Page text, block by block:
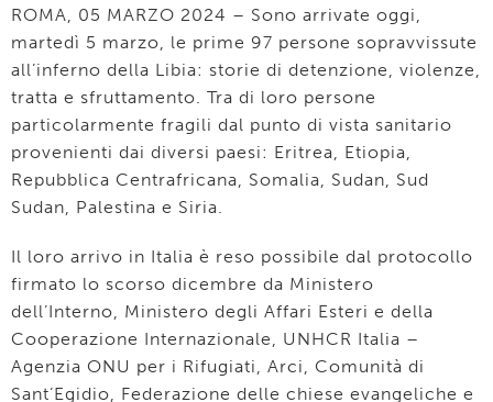
ROMA, 05 MARZO 2024 – Sono arrivate oggi,
martedì 5 marzo, le prime 97 persone sopravvissute
all’inferno della Libia: storie di detenzione, violenze,
tratta e sfruttamento. Tra di loro persone
particolarmente fragili dal punto di vista sanitario
provenienti dai diversi paesi: Eritrea, Etiopia,
Repubblica Centrafricana, Somalia, Sudan, Sud
Sudan, Palestina e Siria.
Il loro arrivo in Italia è reso possibile dal protocollo
firmato lo scorso dicembre da Ministero
dell’Interno, Ministero degli Affari Esteri e della
Cooperazione Internazionale, UNHCR Italia –
Agenzia ONU per i Rifugiati, Arci, Comunità di
Sant’Egidio, Federazione delle chiese evangeliche e